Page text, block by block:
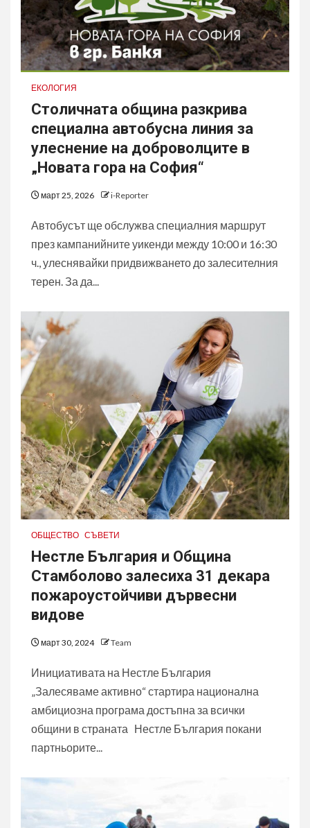
ЕКОЛОГИЯ
Столичната община разкрива
специална автобусна линия за
улеснение на доброволците в
„Новата гора на София“
март 25, 2026 i-Reporter
Автобусът ще обслужва специалния маршрут
през кампанийните уикенди между 10:00 и 16:30
ч., улеснявайки придвижването до залесителния
терен. За да...
ОБЩЕСТВО СЪВЕТИ
Нестле България и Община
Стамболово залесиха 31 декара
пожароустойчиви дървесни
видове
март 30, 2024 Team
Инициативата на Нестле България
„Залесяваме активно“ стартира национална
амбициозна програма достъпна за всички
общини в страната Нестле България покани
партньорите...